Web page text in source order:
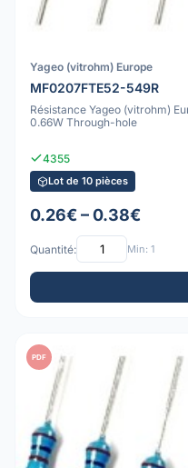
Yageo (vitrohm) Europe
MF0207FTE52-549R
Résistance Yageo (vitrohm)
0.66W Through-hole
4355
Lot de 10 pièces
0.26€ – 0.38€
Quantité: Min: 1
PDF